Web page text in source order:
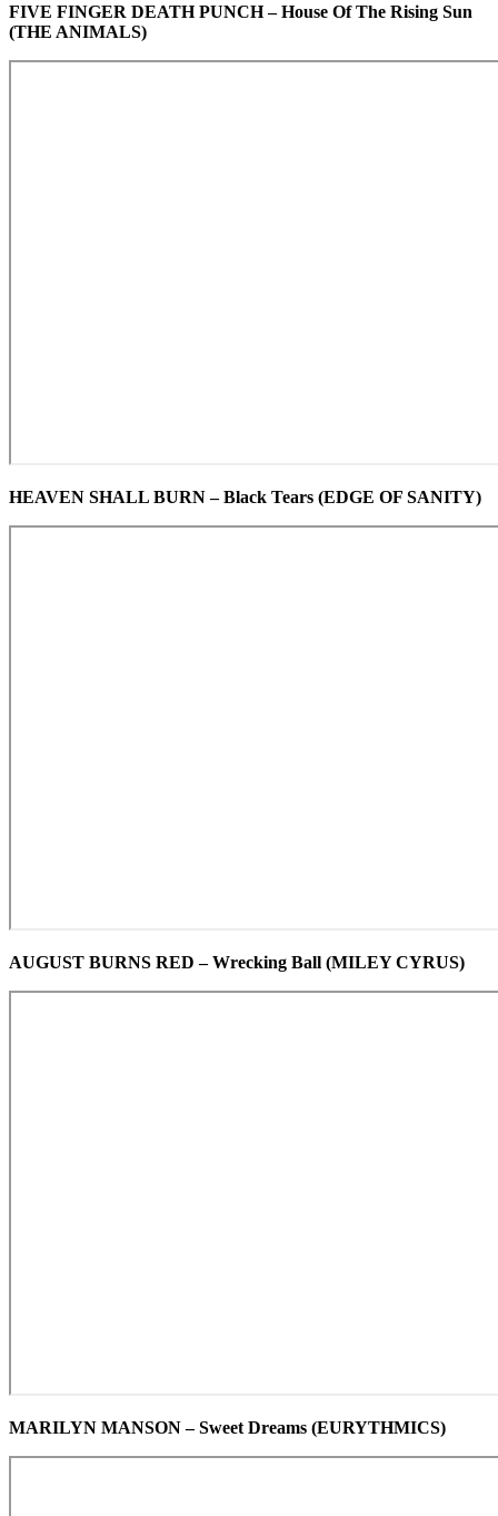
FIVE FINGER DEATH PUNCH – House Of The Rising Sun
(THE ANIMALS)
HEAVEN SHALL BURN – Black Tears (EDGE OF SANITY)
AUGUST BURNS RED – Wrecking Ball (MILEY CYRUS)
MARILYN MANSON – Sweet Dreams (EURYTHMICS)